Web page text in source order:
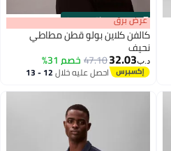
00m:00
·باقي 100% عرض برق
كالفن كلاين بولو قطن مطاطي
نحيف
32.03
47.10خصم 31%
احصل عليه خلال 12 - 13